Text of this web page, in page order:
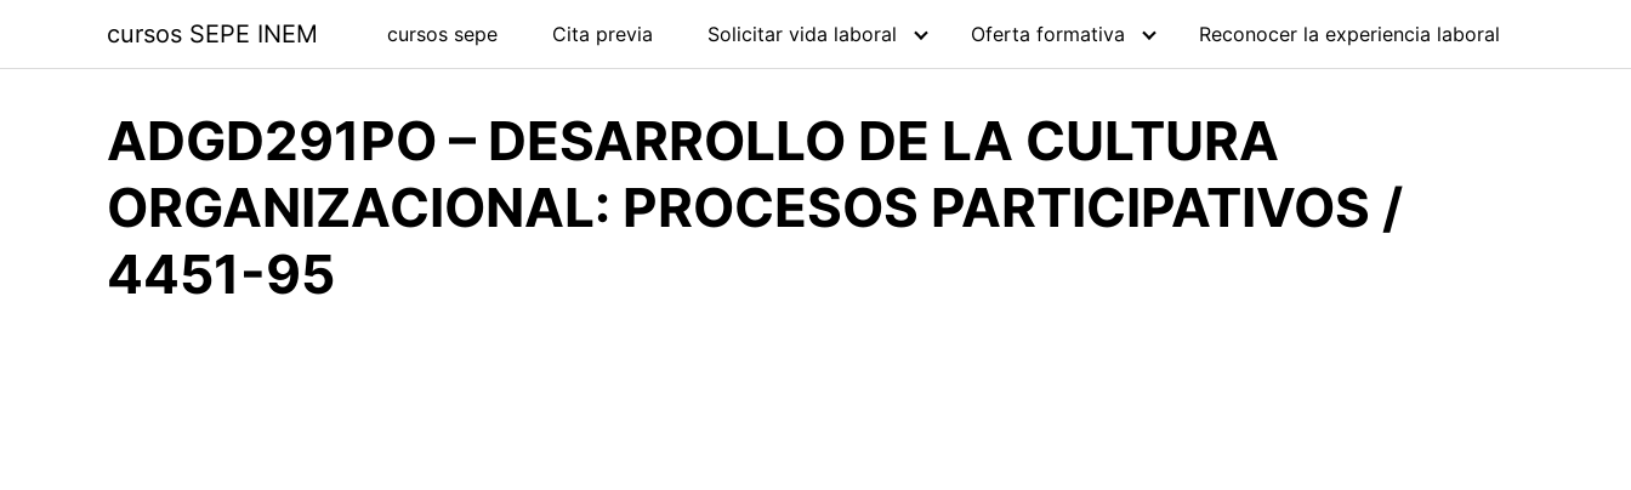
contenido
cursos SEPE INEM cursos sepe Cita previa Solicitar vida laboral Oferta formativa Reconocer la experiencia laboral
ADGD291PO – DESARROLLO DE LA CULTURA
ORGANIZACIONAL: PROCESOS PARTICIPATIVOS /
4451-95